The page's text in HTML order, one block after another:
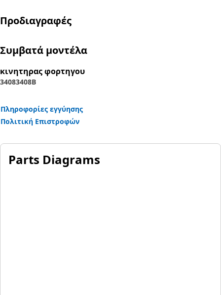
Προδιαγραφές
Συμβατά μοντέλα
κινητηρας φορτηγου
34083408B
Πληροφορίες εγγύησης
Πολιτική Επιστροφών
Parts Diagrams